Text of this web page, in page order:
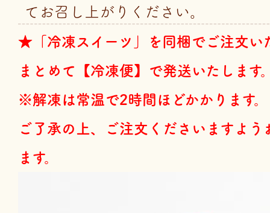
てお召し上がりください。
★「冷凍スイーツ」を同梱でご注文い
まとめて【冷凍便】で発送いたします
※解凍は常温で2時間ほどかかります。
ご了承の上、ご注文くださいますよう
ます。